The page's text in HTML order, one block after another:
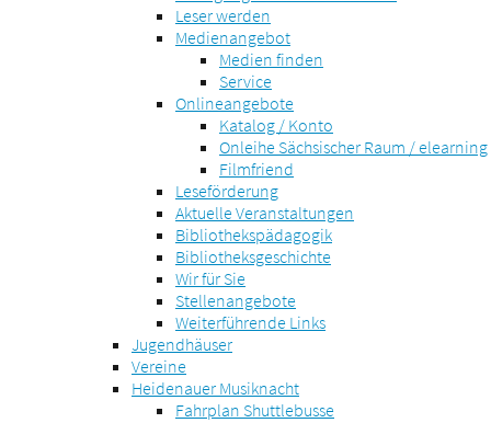
Leser werden
Medienangebot
Medien finden
Service
Onlineangebote
Katalog / Konto
Onleihe Sächsischer Raum / elearning
Filmfriend
Leseförderung
Aktuelle Veranstaltungen
Bibliothekspädagogik
Bibliotheksgeschichte
Wir für Sie
Stellenangebote
Weiterführende Links
Jugendhäuser
Vereine
Heidenauer Musiknacht
Fahrplan Shuttlebusse